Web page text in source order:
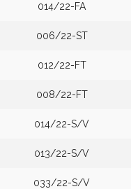
014/22-FA
006/22-ST
012/22-FT
008/22-FT
014/22-S/V
013/22-S/V
033/22-S/V